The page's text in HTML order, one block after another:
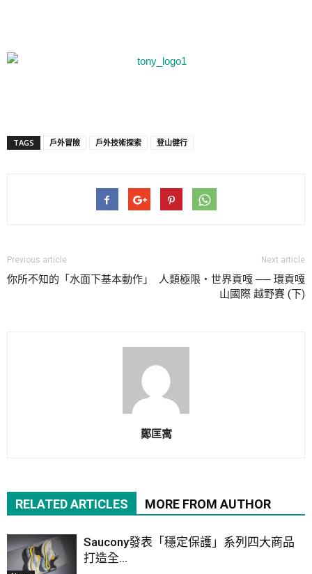
TAGS 戶外冒險 戶外技術探索 登山健行
Previous article
你所不知的「水面下基本動作」
Next article
人類極限‧世界貢嘎 ── 環貢嘎
山國際 越野賽 (下)
鄭匡寓
RELATED ARTICLES MORE FROM AUTHOR
Saucony發表「穩定保護」系列四大商品
打造全...